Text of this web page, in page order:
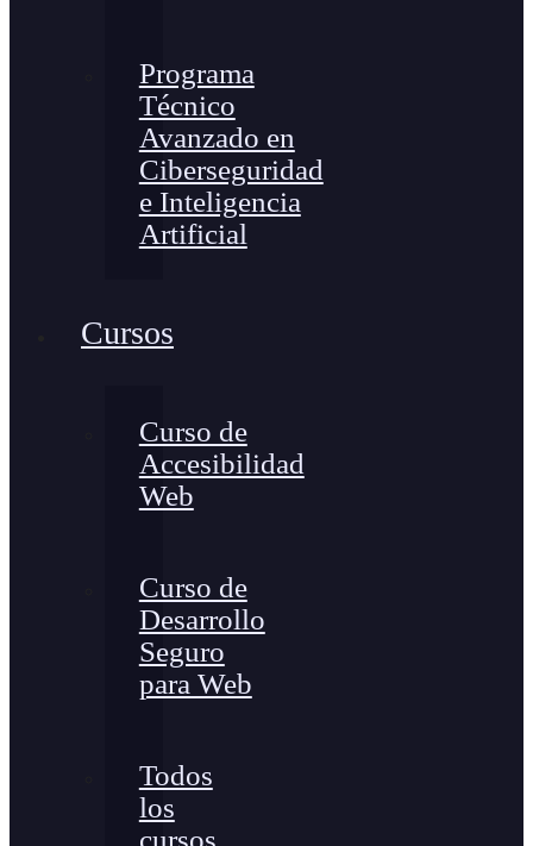
Programa
Técnico
Avanzado en
Ciberseguridad
e Inteligencia
Artificial
Cursos
Curso de
Accesibilidad
Web
Curso de
Desarrollo
Seguro
para Web
Todos
los
cursos